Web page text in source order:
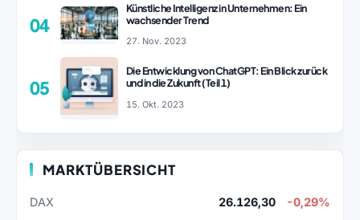
04
Künstliche Intelligenz in Unternehmen: Ein
wachsender Trend
27. Nov. 2023
05
Die Entwicklung von ChatGPT: Ein Blick zurück
und in die Zukunft (Teil 1)
15. Okt. 2023
MARKTÜBERSICHT
DAX 26.126,30 -0,29%